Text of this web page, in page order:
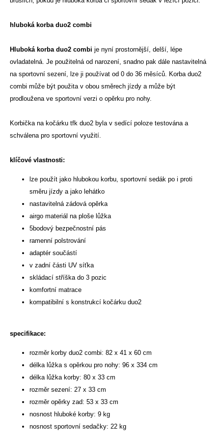
hluboká korba duo2 combi
Hluboká korba duo2 combi je nyní prostornější, delší, lépe
ovladatelná. Je použitelná od narození, snadno pak dále nastavitelná
na sportovní sezení, lze ji používat od 0 do 36 měsíců. Korba duo2
combi může být použita v obou směrech jízdy a může být
prodloužena ve sportovní verzi o opěrku pro nohy.
Korbička na kočárku tfk duo2 byla v sedící poloze testována a
schválena pro sportovní využití.
klíčové vlastnosti:
lze použít jako hlubokou korbu, sportovní sedák po i proti
směru jízdy a jako lehátko
nastavitelná zádová opěrka
airgo materiál na ploše lůžka
5bodový bezpečnostní pás
ramenní polstrování
adaptér součástí
v zadní části UV síťka
skládací stříška do 3 pozic
komfortní matrace
kompatibilní s konstrukcí kočárku duo2
specifikace:
rozměr korby duo2 combi: 82 x 41 x 60 cm
délka lůžka s opěrkou pro nohy: 96 x 334 cm
délka lůžka korby: 80 x 33 cm
rozměr sezení: 27 x 33 cm
rozměr opěrky zad: 53 x 33 cm
nosnost hluboké korby: 9 kg
nosnost sportovní sedačky: 22 kg